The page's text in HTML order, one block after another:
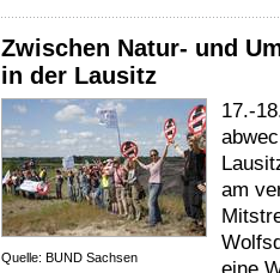
Zwischen Natur- und
in der Lausitz
Quelle: BUND Sachsen
17.-
am